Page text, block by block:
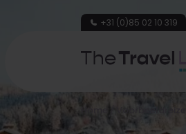
+31 (0)85 02 10 319
Voorbeeldreizen